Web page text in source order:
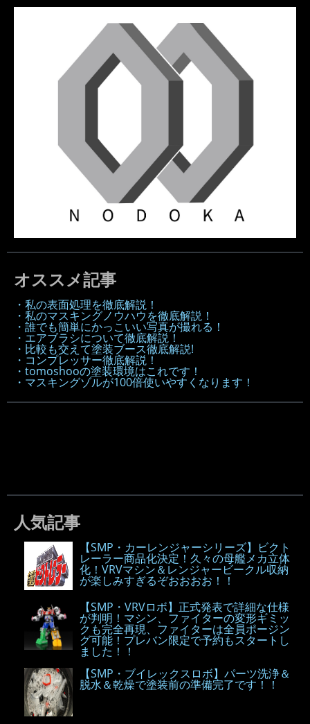
オススメ記事
・私の表面処理を徹底解説！
・私のマスキングノウハウを徹底解説！
・誰でも簡単にかっこいい写真が撮れる！
・エアブラシについて徹底解説！
・比較も交えて塗装ブース徹底解説!
・コンプレッサー徹底解説！
・tomoshooの塗装環境はこれです！
・マスキングゾルが100倍使いやすくなります！
人気記事
【SMP・カーレンジャーシリーズ】ビクト
レーラー商品化決定！久々の母艦メカ立体
化！VRVマシン＆レンジャービークル収納
が楽しみすぎるぞおおおお！！
【SMP・VRVロボ】正式発表で詳細な仕様
が判明！マシン、ファイターの変形ギミッ
クも完全再現、ファイターは全員ポージン
グ可能！プレバン限定で予約もスタートし
ました！！
【SMP・ブイレックスロボ】パーツ洗浄＆
脱水＆乾燥で塗装前の準備完了です！！